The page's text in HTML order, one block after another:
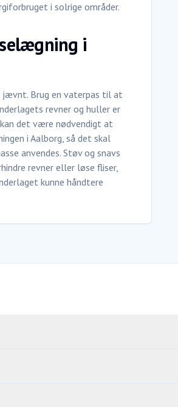
i solrige områder.
i
jævnt. Brug en vaterpas til at
revner og huller er
det være nødvendigt at
i Aalborg, så det skal
anvendes. Støv og snavs
revner eller løse fliser,
kunne håndtere